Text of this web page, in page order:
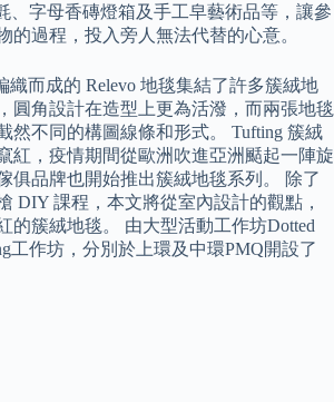
、字母香磚燈箱及手工皁藝術品等，讓參
的過程，投入旁人無法代替的心意。
織而成的 Relevo 地毯集結了許多簇絨地
圓角設計在造型上更為活潑，而兩張地毯
然不同的構圖線條和形式。 Tufting 簇絨
紅，疫情期間從歐洲吹進亞洲颳起一陣旋
俱品牌也開始推出簇絨地毯系列。 除了
DIY 課程，本文將從室內設計的觀點，
的簇絨地毯。 由大型活動工作坊Dotted
工作坊，分別於上環及中環PMQ開設了